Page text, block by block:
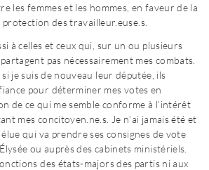
les femmes et les hommes, en faveur de la
protection des travailleur.euse.s.
à celles et ceux qui, sur un ou plusieurs
pas nécessairement mes combats.
je suis de nouveau leur députée, ils
pour déterminer mes votes en
de ce qui me semble conforme à l’intérêt
mes concitoyen.ne.s. Je n’ai jamais été et
qui va prendre ses consignes de vote
ou auprès des cabinets ministériels.
des états-majors des partis ni aux